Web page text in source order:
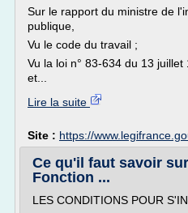
Sur le rapport du ministre de
publique,
Vu le code du travail ;
Vu la loi n° 83-634 du 13
et...
Lire la suite
Site : https://
Ce qu'il faut savoir
Fonction ...
LES CONDITIONS POUR